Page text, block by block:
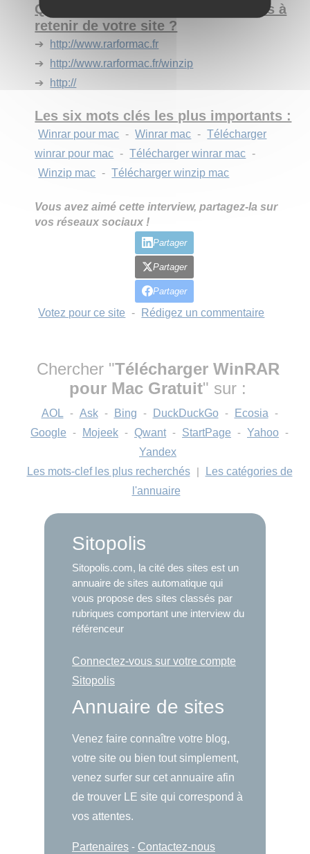
Quels sont les trois principaux liens à
retenir de votre site ?
➔
http://www.rarformac.fr
➔
http://www.rarformac.fr/winzip
➔
http://
Les six mots clés les plus importants :
Winrar pour mac - Winrar mac - Télécharger
winrar pour mac - Télécharger winrar mac -
Winzip mac - Télécharger winzip mac
Vous avez aimé cette interview, partagez-la sur
vos réseaux sociaux !
Partager
Partager
Partager
Votez pour ce site - Rédigez un commentaire
Chercher "Télécharger WinRAR
pour Mac Gratuit" sur :
AOL - Ask - Bing - DuckDuckGo - Ecosia -
Google - Mojeek - Qwant - StartPage - Yahoo -
Yandex
Les mots-clef les plus recherchés
|
Les catégories de
l'annuaire
Sitopolis
Sitopolis.com, la cité des sites est un
annuaire de sites automatique qui
vous propose des sites classés par
rubriques comportant une interview du
référenceur
Connectez-vous sur votre compte
Sitopolis
Annuaire de sites
Venez faire connaître votre blog,
votre site ou bien tout simplement,
venez surfer sur cet annuaire afin
de trouver LE site qui correspond à
vos attentes.
Partenaires - Contactez-nous